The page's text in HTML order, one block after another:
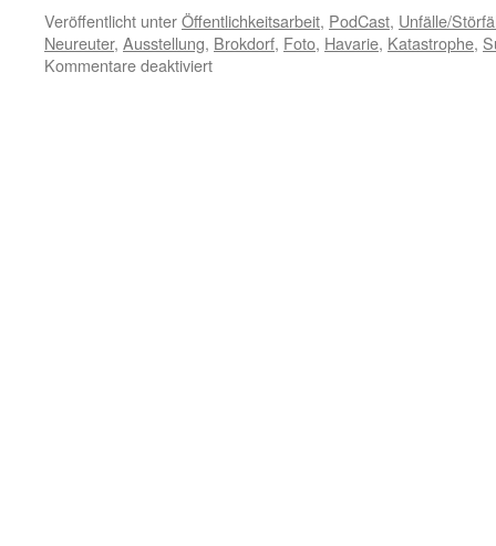
Veröffentlicht unterÖffentlichkeitsarbeit, PodCast, Unfälle/
Neureuter, Ausstellung, Brokdorf, Foto, Havarie, Katastrophe,
Kommentare deaktiviertfür